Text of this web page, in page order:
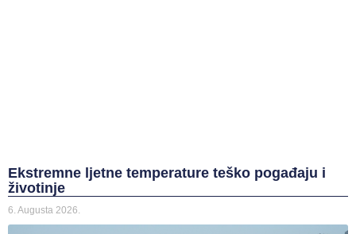
Ekstremne ljetne temperature teško pogađaju i
životinje
6. Augusta 2026.